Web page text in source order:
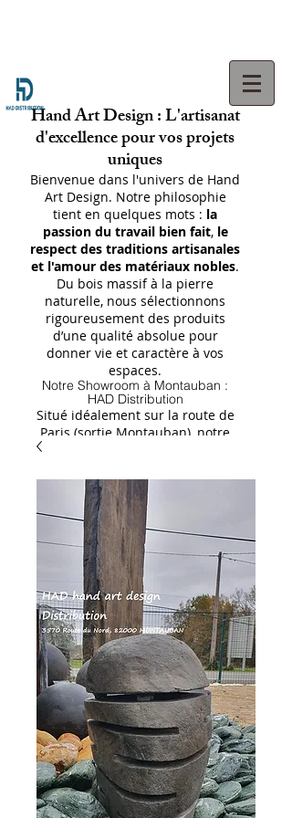
Hand Art Design : L'artisanat
d'excellence pour vos projets
uniques
Bienvenue dans l'univers de Hand
Art Design. Notre philosophie
tient en quelques mots : la
passion du travail bien fait, le
respect des traditions artisanales
et l'amour des matériaux nobles.
Du bois massif à la pierre
naturelle, nous sélectionnons
rigoureusement des produits
d’une qualité absolue pour
donner vie et caractère à vos
espaces.
Notre Showroom à Montauban :
HAD Distribution
Situé idéalement sur la route de
Paris (sortie Montauban), notre
showroom HAD Distribution est
vous soyez un particulier ou un
professionnel, venez découvrir
notre large gamme dédiée à
l'aménagement et à la décoration
:
L'excellence pour vos
extérieurs & piscines :
Spécialistes des habillages
extérieurs, nous vous proposons
un large choix de dallages et de
margelles de piscine. Succombez
notamment au charme exotique
du célèbre carreau de Bali,
disponible en stock !
Solutions céramiques &
carrelages : Découvrez notre
sélection de grès cérame (idéal
pour une pose sur plots ou sur lit
de sable) ainsi qu'une gamme
complète de carrelages